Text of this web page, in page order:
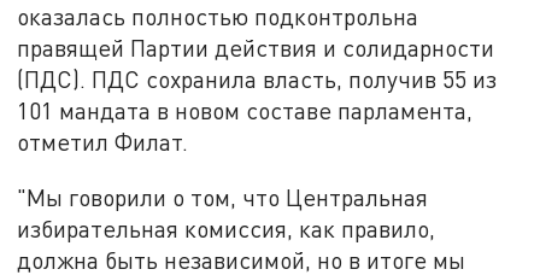
оказалась полностью подконтрольна
правящей Партии действия и солидарности
(ПДС). ПДС сохранила власть, получив 55 из
101 мандата в новом составе парламента,
отметил Филат.
"Мы говорили о том, что Центральная
избирательная комиссия, как правило,
должна быть независимой, но в итоге мы